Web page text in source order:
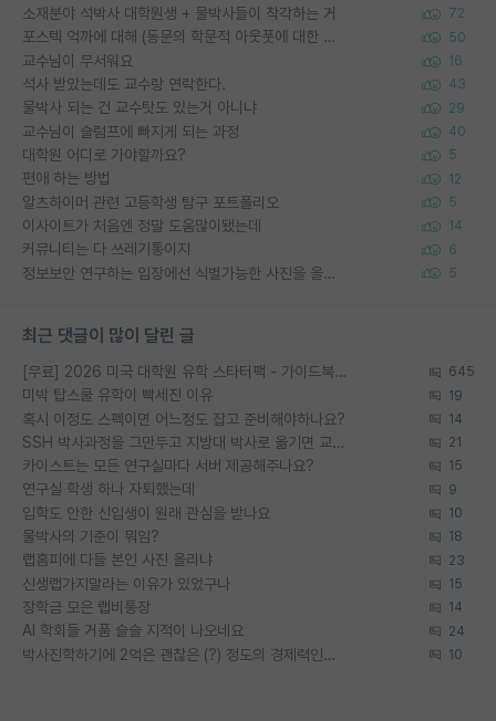
소재분야 석박사 대학원생 + 물박사들이 착각하는 거 72
포스텍 억까에 대해 (동문의 학문적 아웃풋에 대한 반박) 50
교수님이 무서워요 16
석사 받았는데도 교수랑 연락한다. 43
물박사 되는 건 교수탓도 있는거 아니냐 29
교수님이 슬럼프에 빠지게 되는 과정 40
대학원 어디로 가야할까요? 5
편애 하는 방법 12
알츠하이머 관련 고등학생 탐구 포트폴리오 5
이사이트가 처음엔 정말 도움많이됐는데 14
커뮤니티는 다 쓰레기통이지 6
정보보안 연구하는 입장에선 식별가능한 사진을 올리는건 비추이긴함 5
최근 댓글이 많이 달린 글
[무료] 2026 미국 대학원 유학 스타터팩 - 가이드북 & 합격자 컨택메일 템플릿 645
미박 탑스쿨 유학이 빡세진 이유 19
혹시 이정도 스펙이면 어느정도 잡고 준비해야하나요? 14
SSH 박사과정을 그만두고 지방대 박사로 옮기면 교수의 꿈은 끝일까요? 21
카이스트는 모든 연구실마다 서버 제공해주나요? 15
연구실 학생 하나 자퇴했는데 9
입학도 안한 신입생이 원래 관심을 받나요 10
물박사의 기준이 뭐임? 18
랩홈피에 다들 본인 사진 올리냐 23
신생랩가지말라는 이유가 있었구나 15
장학금 모은 랩비통장 14
AI 학회들 거품 슬슬 지적이 나오네요 24
박사진학하기에 2억은 괜찮은 (?) 정도의 경제력인가요 10